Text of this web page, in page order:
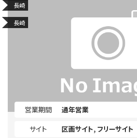
長崎
長崎
営業期間
通年営業
サイト
区画サイト フリーサイト